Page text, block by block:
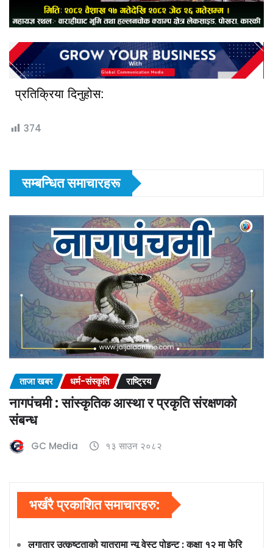
प्रतिक्रिया दिनुहोस:
374
सम्बन्धित समाचारहरू
ताजा खबर धर्म-संस्कृति राष्ट्रिय
नागपंचमी : सांस्कृतिक आस्था र प्रकृति संरक्षणको
संबन्ध
GC Media १३ साउन २०८२
भर्खरै प्रकाशित समाचारहरु:
लगातार उत्कृष्टताको यात्रामा न्यू वेस्ट पोइन्ट : कक्षा १२ मा फेरि